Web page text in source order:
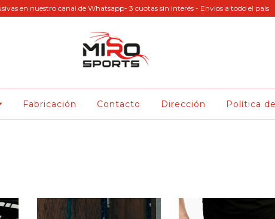
en nuestro canal de Whatsapp- 3 cuotas sin interés - Envios a todo el pais
Fabricación Contacto Dirección Política